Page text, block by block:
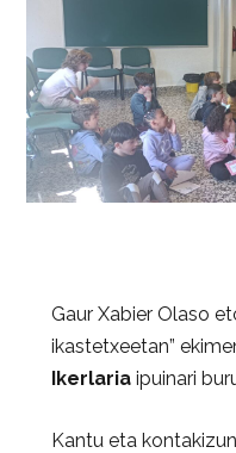
Gaur Xabier Olaso
ikastetxeetan”
Ikerlariaipuinari
Kantu eta